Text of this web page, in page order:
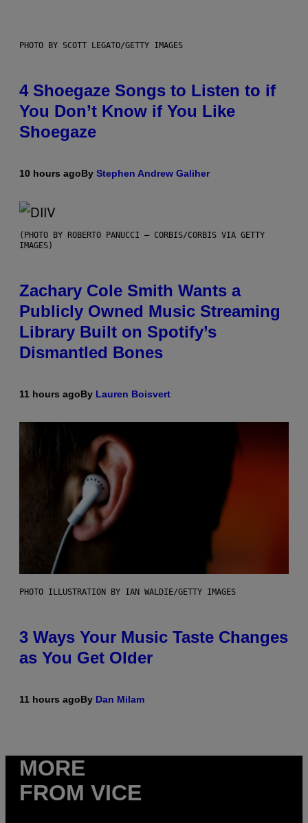
PHOTO BY SCOTT LEGATO/GETTY IMAGES
4 Shoegaze Songs to Listen to if
You Don’t Know if You Like
Shoegaze
10 hours agoBy Stephen Andrew Galiher
(PHOTO BY ROBERTO PANUCCI – CORBIS/CORBIS VIA GETTY
IMAGES)
Zachary Cole Smith Wants a
Publicly Owned Music Streaming
Library Built on Spotify’s
Dismantled Bones
11 hours agoBy Lauren Boisvert
PHOTO ILLUSTRATION BY IAN WALDIE/GETTY IMAGES
3 Ways Your Music Taste Changes
as You Get Older
11 hours agoBy Dan Milam
MORE
FROM VICE